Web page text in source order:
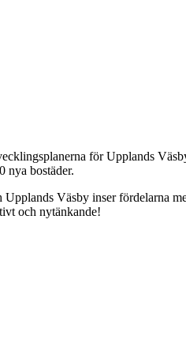
för Upplands
nya bostäder.
Väsby inser fördelarna
och nytänkande!